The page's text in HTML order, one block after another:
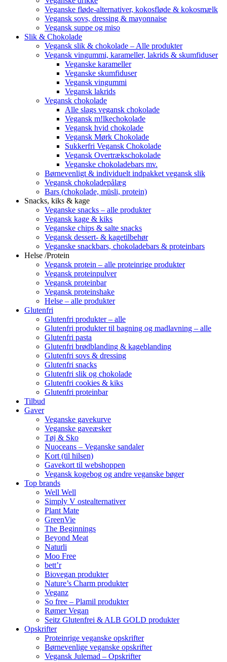
Veganske fløde-alternativer, kokosfløde & kokosmælk
Vegansk sovs, dressing & mayonnaise
Vegansk suppe og miso
Slik & Chokolade
Vegansk slik & chokolade – Alle produkter
Vegansk vingummi, karameller, lakrids & skumfiduser
Veganske karameller
Veganske skumfiduser
Vegansk vingummi
Vegansk lakrids
Vegansk chokolade
Alle slags vegansk chokolade
Vegansk m!lkechokolade
Vegansk hvid chokolade
Vegansk Mørk Chokolade
Sukkerfri Vegansk Chokolade
Vegansk Overtrækschokolade
Veganske chokoladebars mv.
Børnevenligt & individuelt indpakket vegansk slik
Vegansk chokoladepålæg
Bars (chokolade, müsli, protein)
Snacks, kiks & kage
Veganske snacks – alle produkter
Vegansk kage & kiks
Veganske chips & salte snacks
Vegansk dessert- & kagetilbehør
Veganske snackbars, chokoladebars & proteinbars
Helse /Protein
Vegansk protein – alle proteinrige produkter
Vegansk proteinpulver
Vegansk proteinbar
Vegansk proteinshake
Helse – alle produkter
Glutenfri
Glutenfri produkter – alle
Glutenfri produkter til bagning og madlavning – alle
Glutenfri pasta
Glutenfri brødblanding & kageblanding
Glutenfri sovs & dressing
Glutenfri snacks
Glutenfri slik og chokolade
Glutenfri cookies & kiks
Glutenfri proteinbar
Tilbud
Gaver
Veganske gavekurve
Veganske gaveæsker
Tøj & Sko
Nuoceans – Veganske sandaler
Kort (til hilsen)
Gavekort til webshoppen
Vegansk kogebog og andre veganske bøger
Top brands
Well Well
Simply V ostealternativer
Plant Mate
GreenVie
The Beginnings
Beyond Meat
Naturli
Moo Free
bett’r
Biovegan produkter
Nature’s Charm produkter
Veganz
So free – Plamil produkter
Rømer Vegan
Seitz Glutenfrei & ALB GOLD produkter
Opskrifter
Proteinrige veganske opskrifter
Børnevenlige veganske opskrifter
Vegansk Julemad – Opskrifter